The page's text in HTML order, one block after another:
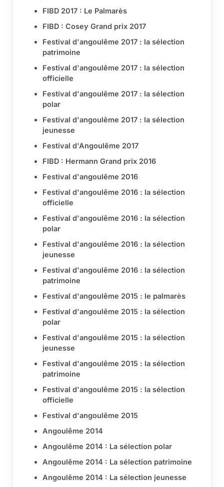
FIBD 2017 : Le Palmarès
FIBD : Cosey Grand prix 2017
Festival d'angoulême 2017 : la sélection
patrimoine
Festival d'angoulême 2017 : la sélection
officielle
Festival d'angoulême 2017 : la sélection
polar
Festival d'angoulême 2017 : la sélection
jeunesse
Festival d'Angoulême 2017
FIBD : Hermann Grand prix 2016
Festival d'angoulême 2016
Festival d'angoulême 2016 : la sélection
officielle
Festival d'angoulême 2016 : la sélection
polar
Festival d'angoulême 2016 : la sélection
jeunesse
Festival d'angoulême 2016 : la sélection
patrimoine
Festival d'angoulême 2015 : le palmarès
Festival d'angoulême 2015 : la sélection
polar
Festival d'angoulême 2015 : la sélection
jeunesse
Festival d'angoulême 2015 : la sélection
patrimoine
Festival d'angoulême 2015 : la sélection
officielle
Festival d'angoulême 2015
Angoulême 2014
Angoulême 2014 : La sélection polar
Angoulême 2014 : La sélection patrimoine
Angoulême 2014 : La sélection jeunesse